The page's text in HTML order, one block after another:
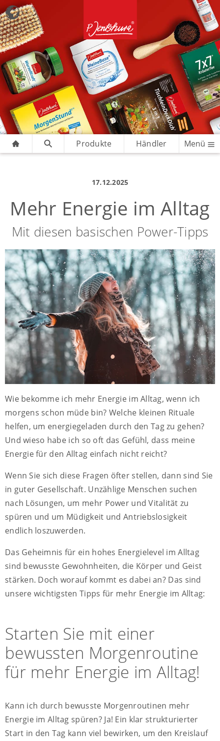
Produkte Händler Menü
17.12.2025
Mehr Energie im Alltag
Mit diesen basischen Power-Tipps
Wie bekomme ich mehr Energie im Alltag, wenn ich
morgens schon müde bin? Welche kleinen Rituale
helfen, um energiegeladen durch den Tag zu gehen?
Und wieso habe ich so oft das Gefühl, dass meine
Energie für den Alltag einfach nicht reicht?
Wenn Sie sich diese Fragen öfter stellen, dann sind Sie
in guter Gesellschaft. Unzählige Menschen suchen
nach Lösungen, um mehr Power und Vitalität zu
spüren und um Müdigkeit und Antriebslosigkeit
endlich loszuwerden.
Das Geheimnis für ein hohes Energielevel im Alltag
sind bewusste Gewohnheiten, die Körper und Geist
stärken. Doch worauf kommt es dabei an? Das sind
unsere wichtigsten Tipps für mehr Energie im Alltag:
Starten Sie mit einer
bewussten Morgenroutine
für mehr Energie im Alltag!
Kann ich durch bewusste Morgenroutinen mehr
Energie im Alltag spüren? Ja! Ein klar strukturierter
Start in den Tag kann viel bewirken, um den Kreislauf